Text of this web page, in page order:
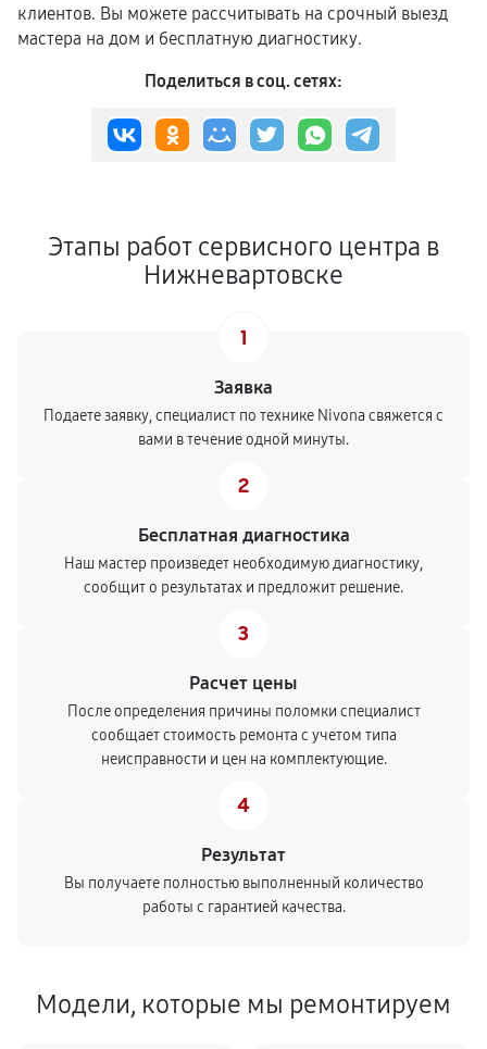
клиентов. Вы можете рассчитывать на срочный выезд
мастера на дом и бесплатную диагностику.
Поделиться в соц. сетях:
Этапы работ сервисного центра в
Нижневартовске
1
Заявка
Подаете заявку, специалист по технике Nivona свяжется с
вами в течение одной минуты.
2
Бесплатная диагностика
Наш мастер произведет необходимую диагностику,
сообщит о результатах и предложит решение.
3
Расчет цены
После определения причины поломки специалист
сообщает стоимость ремонта с учетом типа
неисправности и цен на комплектующие.
4
Результат
Вы получаете полностью выполненный количество
работы с гарантией качества.
Модели, которые мы ремонтируем